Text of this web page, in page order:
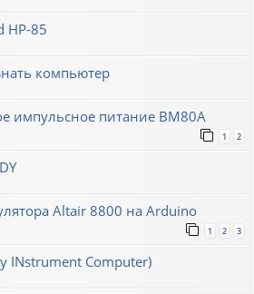
НР-85
компьютер
импульсное питание ВМ80А
1 2
Altair 8800 на Arduino
1 2 3
INstrument Computer)